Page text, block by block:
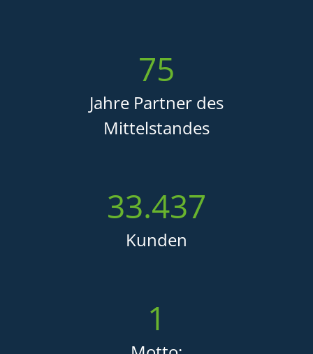
75
Jahre Partner des
Mittelstandes
33.437
Kunden
1